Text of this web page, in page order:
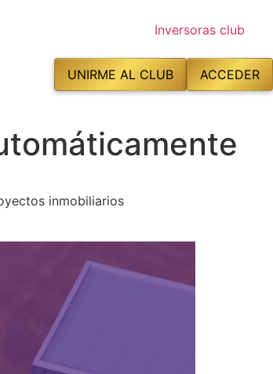
UNIRME AL CLUB ACCEDER
inmobiliarios